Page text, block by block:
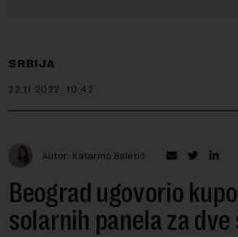
SRBIJA
22.11.2022. 10:42
Autor: Katarina Baletić
Beograd ugovorio
solarnih panela za dve